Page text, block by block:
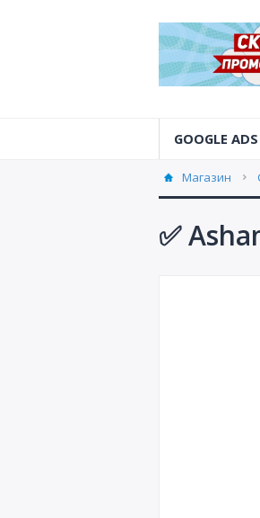
GOOGLE
Магазин
✅